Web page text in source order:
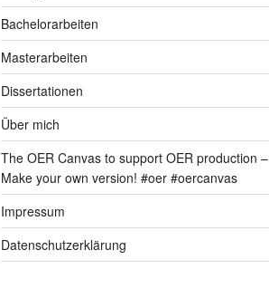
Bachelorarbeiten
Masterarbeiten
Dissertationen
Über mich
The OER Canvas to support OER production –
Make your own version! #oer #oercanvas
Impressum
Datenschutzerklärung